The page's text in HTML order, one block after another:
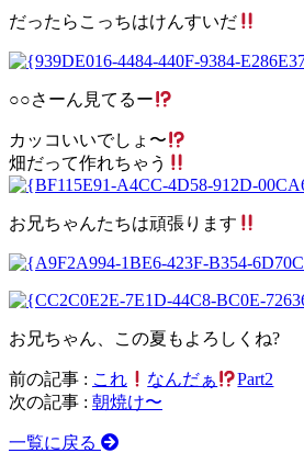
だったらこっちはけんすいだ
○○さーん見てるー
カッコいいでしょ〜
畑だって作れちゃう
お兄ちゃんたちは頑張ります
お兄ちゃん、この夏もよろしくね?
前の記事 : これ なんだぁ
Part2
次の記事 : 朝焼け〜
一覧に戻る